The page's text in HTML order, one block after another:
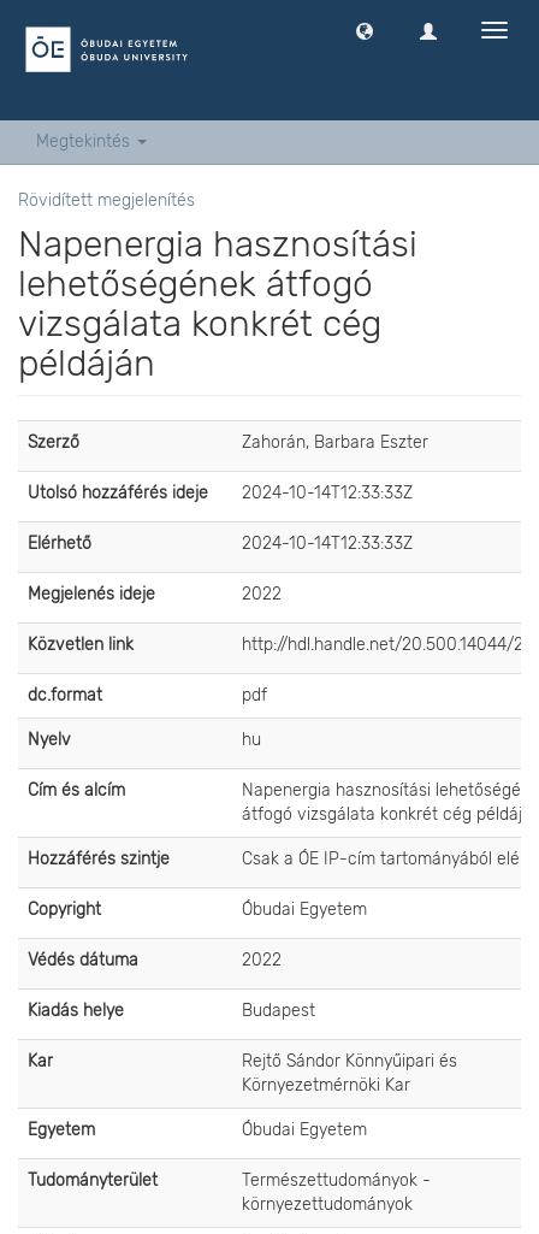
Megtekintés
Rövidített megjelenítés
Napenergia hasznosítási
lehetőségének átfogó
vizsgálata konkrét cég
példáján
Szerző Zahorán, Barbara Eszter
Utolsó hozzáférés ideje 2024-10-14T12:33:33Z
Elérhető 2024-10-14T12:33:33Z
Megjelenés ideje 2022
Közvetlen link http://hdl.handle.net/20.500.14044/
dc.format pdf
Nyelv hu
Cím és alcím
Napenergia hasznosítási
átfogó vizsgálata konkrét cég
Hozzáférés szintje Csak a ÓE IP-cím tartományából
Copyright Óbudai Egyetem
Védés dátuma 2022
Kiadás helye Budapest
Kar
Rejtő Sándor Könnyűipari és
Környezetmérnöki Kar
Egyetem Óbudai Egyetem
Tudományterület
Természettudományok -
környezettudományok